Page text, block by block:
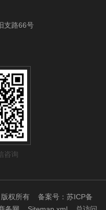
支路66号
咨询
版权所有备案号：苏ICP备